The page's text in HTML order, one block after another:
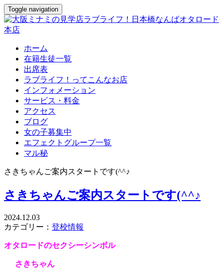
Toggle navigation
ホーム
在籍生徒一覧
出席表
ラブライフ！ってこんなお店
インフォメーション
サービス・料金
アクセス
ブログ
女の子募集中
エフェクトグループ一覧
マル秘
さきちゃんご案内スタートです(^^♪
さきちゃんご案内スタートです(^^♪
2024.12.03
カテゴリー： 登校情報
オタロードのセクシーシンボル
さきちゃん